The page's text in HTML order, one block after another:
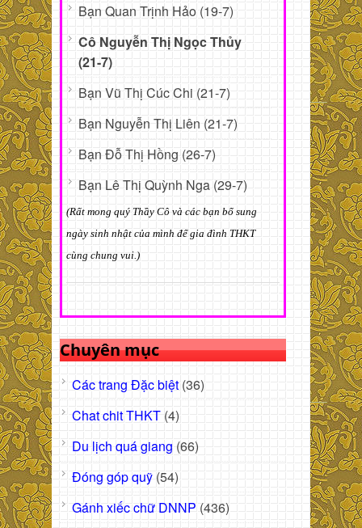
Bạn Quan Trịnh Hảo (19-7)
Cô Nguyễn Thị Ngọc Thủy
(21-7)
Bạn Vũ Thị Cúc Chi (21-7)
Bạn Nguyễn Thị Liên (21-7)
Bạn Đỗ Thị Hồng (26-7)
Bạn Lê Thị Quỳnh Nga (29-7)
(Rất mong quý Thầy Cô và các bạn bổ sung
ngày sinh nhật của mình để gia đình THKT
cùng chung vui.)
Chuyên mục
Các trang Đặc biệt (36)
Chat chit THKT (4)
Du lịch quá giang (66)
Đóng góp quỹ (54)
Gánh xiếc chữ DNNP (436)